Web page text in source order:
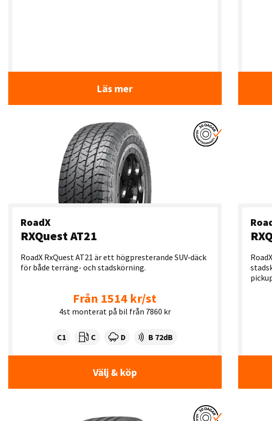
Läs mer
RoadX
RXQuest AT21
RoadX RxQuest AT21 är ett högpresterande SUV‑däck
för både terräng- och stadskörning.
Från 1514 kr/st
4st monterat på bil från 7860 kr
Tyre class:
C1 Rullmotstånd:
C Våtgrepp:
D Ljudnivå dB:
B 72dB
Välj & köp